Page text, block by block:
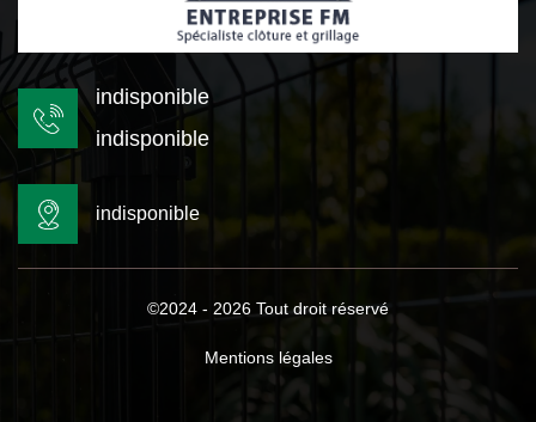
indisponible
indisponible
indisponible
©2024 - 2026 Tout droit réservé
Mentions légales